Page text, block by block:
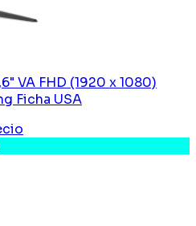
VA FHD (1920 x 1080)
Ficha USA